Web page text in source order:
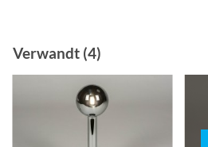
Verwandt (4)